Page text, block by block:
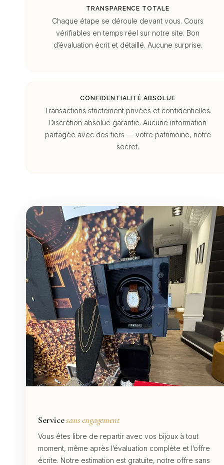
TRANSPARENCE TOTALE
Chaque étape se déroule devant vous. Cours
vérifiables en temps réel sur notre site. Bon
d’évaluation écrit et détaillé. Aucune surprise.
CONFIDENTIALITÉ ABSOLUE
Transactions strictement privées et confidentielles.
Discrétion absolue garantie. Aucune information
partagée avec des tiers — votre patrimoine, notre
secret.
Servicesans engagement
Vous êtes libre de repartir avec vos bijoux à tout
moment, même après l’évaluation complète et l’offre
écrite. Notre estimation est gratuite, notre offre sans